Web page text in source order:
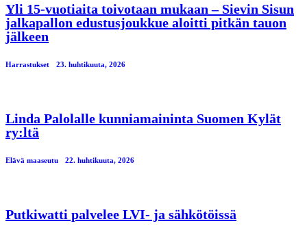
Yli 15-vuotiaita toivotaan mukaan – Sievin Sisun
jalkapallon edustusjoukkue aloitti pitkän tauon
jälkeen
Harrastukset 23. huhtikuuta, 2026
Linda Palolalle kunniamaininta Suomen Kylät
ry:ltä
Elävä maaseutu 22. huhtikuuta, 2026
Putkiwatti palvelee LVI- ja sähkötöissä